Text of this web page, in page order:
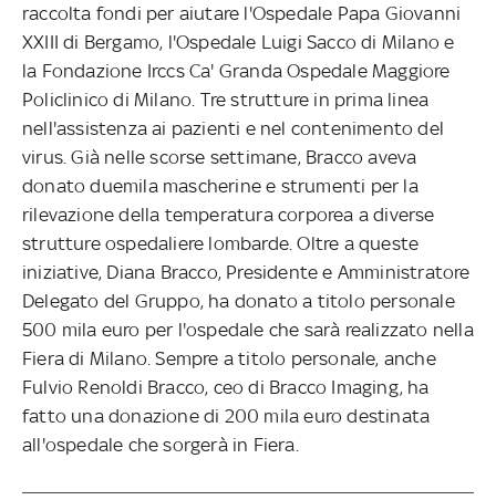
raccolta fondi per aiutare l'Ospedale Papa Giovanni
XXIII di Bergamo, l'Ospedale Luigi Sacco di Milano e
la Fondazione Irccs Ca' Granda Ospedale Maggiore
Policlinico di Milano. Tre strutture in prima linea
nell'assistenza ai pazienti e nel contenimento del
virus. Già nelle scorse settimane, Bracco aveva
donato duemila mascherine e strumenti per la
rilevazione della temperatura corporea a diverse
strutture ospedaliere lombarde. Oltre a queste
iniziative, Diana Bracco, Presidente e Amministratore
Delegato del Gruppo, ha donato a titolo personale
500 mila euro per l'ospedale che sarà realizzato nella
Fiera di Milano. Sempre a titolo personale, anche
Fulvio Renoldi Bracco, ceo di Bracco Imaging, ha
fatto una donazione di 200 mila euro destinata
all'ospedale che sorgerà in Fiera.